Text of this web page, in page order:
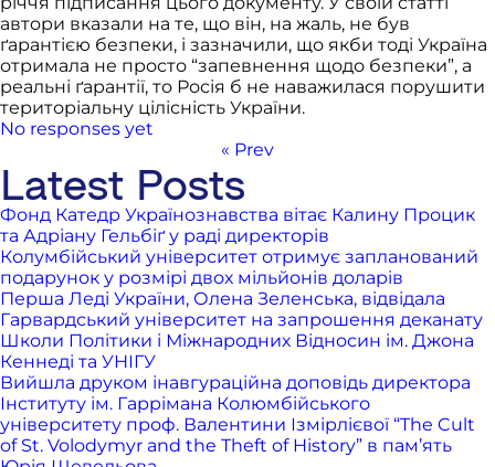
автoри вказали на те, що він, на жаль, не був
ґарантією безпеки, і зазначили, що якби тоді Україна
отримала не просто “запевнення щодо безпеки”, а
реальні ґарантії, то Росія б не наважилася порушити
територіальну цілісність України.
No responses yet
« Prev
Latest Posts
Фонд Катедр Українознавства вітає Калину Процик
та Адріану Гельбіґ у раді директорів
Колумбійський університет отримує запланований
подарунок у розмірі двох мільйонів доларів
Перша Леді України, Олена Зеленська, відвідала
Гарвардський університет на запрошення деканату
Школи Політики і Міжнародних Відносин ім. Джона
Кеннеді та УНІГУ
Вийшла друком інавгураційна доповідь директора
Інституту ім. Гаррімана Колюмбійського
університету проф. Валентини Ізмірлієвої “The Cult
of St. Volodymyr and the Theft of History” в пам’ять